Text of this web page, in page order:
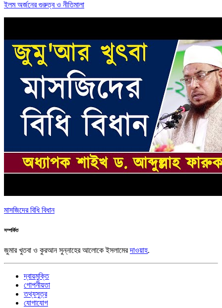
ইলম অর্জনের গুরুত্ব ও নীতিমালা
মাসজিদের বিধি বিধান
সম্পর্কিত
জুমার খুতবা ও কুরআন সুন্নাহের আলোকে ইসলামেরদাওয়াহ.
দ্বায়মুক্তি
গোপনীয়তা
তথ্যসুত্র
যোগাযোগ